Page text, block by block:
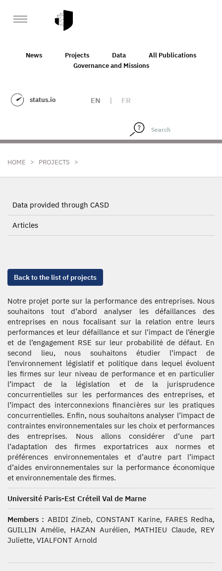
News Projects Data
All Publications
Governance and Missions
status.io EN | FR
HOME > PROJECTS >
Data provided through CASD
Articles
Back to the list of projects
Notre projet porte sur la performance des entreprises. Nous
souhaitons tout d’abord analyser les défaillances des
entreprises en nous focalisant sur la relation entre leurs
performances et leur défaillance et sur l’impact de l’énergie
et de l’engagement RSE sur leur probabilité de défaut. En
second lieu, nous souhaitons étudier l’impact de
l’environnement législatif et politique dans lequel évoluent
les firmes sur leur niveau de performance et en particulier
l’impact de la législation et de la jurisprudence
concurrentielles sur les performances des entreprises, et
l’impact des interconnexions financières sur les pratiques
concurrentielles. Enfin, nous souhaitons analyser l’impact de
contraintes environnementales sur les choix et performances
des entreprises. Nous allons considérer d’une part
l’adaptation des firmes exportatrices aux normes et
préférences environnementales et d’autre part l’impact
d’aides environnementales sur la performance économique
et environnementale des firmes.
Université Paris-Est Créteil Val de Marne
Members : ABIDI Zineb, CONSTANT Karine, FARES Redha,
GUILLIN Amélie, HAZAN Aurélien, MATHIEU Claude, REY
Juliette, VIALFONT Arnold